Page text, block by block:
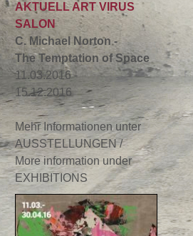
AKTUELL ART VIRUS
SALON
C. Michael Norton -
The Temptation of Space
11.03.2016 -
15.12.2016
Mehr Informationen unter
AUSSTELLUNGEN /
More information under
EXHIBITIONS